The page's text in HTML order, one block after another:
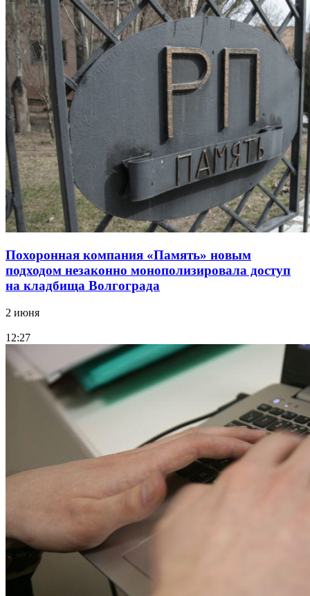
Похоронная компания «Память» новым
подходом незаконно монополизировала доступ
на кладбища Волгограда
2 июня
12:27